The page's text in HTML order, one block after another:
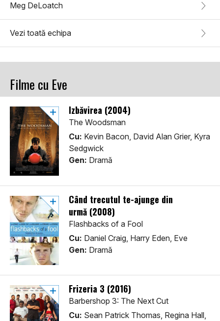
Meg DeLoatch
Vezi toată echipa
Filme cu Eve
Izbăvirea (2004)
The Woodsman
Cu: Kevin Bacon, David Alan Grier, Kyra
Sedgwick
Gen: Dramă
Când trecutul te-ajunge din
urmă (2008)
Flashbacks of a Fool
Cu: Daniel Craig, Harry Eden, Eve
Gen: Dramă
Frizeria 3 (2016)
Barbershop 3: The Next Cut
Cu: Sean Patrick Thomas, Regina Hall,